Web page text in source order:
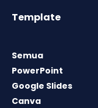
Template
Semua
PowerPoint
Google Slides
Canva